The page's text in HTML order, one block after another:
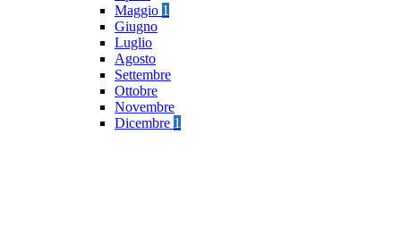
Maggio 1
Giugno
Luglio
Agosto
Settembre
Ottobre
Novembre
Dicembre 1